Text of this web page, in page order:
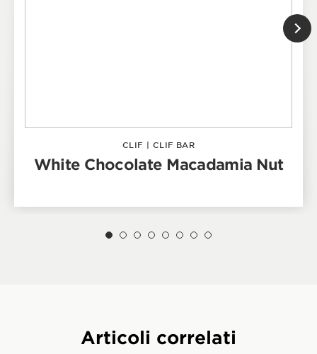
CLIF | CLIF BAR
White Chocolate Macadamia Nut
Articoli correlati